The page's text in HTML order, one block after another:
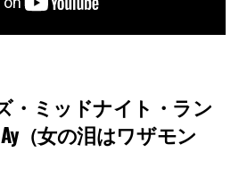
・ミッドナイト・ラン
（女の泪はワザモン